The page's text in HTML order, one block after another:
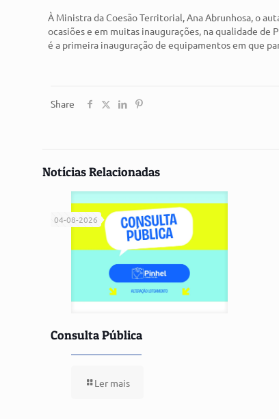
À Ministra da Coesão Territorial, Ana Abrunhosa, o
ocasiões e em muitas inaugurações, na qualidade de
é a primeira inauguração de equipamentos em que
Share
Notícias Relacionadas
04-08-2026
Consulta Pública
Ler mais